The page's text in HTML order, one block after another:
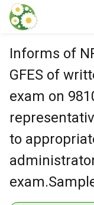
本文に飛ぶ
Informs of
GFES of
exam on
to